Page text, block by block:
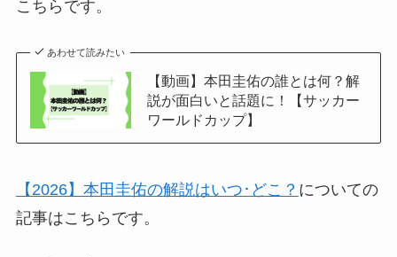
こちらです。
あわせて読みたい
【動画】本田圭佑の誰とは何？解
説が面白いと話題に！【サッカー
ワールドカップ】
【2026】本田圭佑の解説はいつ･どこ？ についての
記事はこちらです。